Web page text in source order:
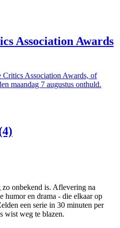
Association Awards
Critics Association Awards, of
maandag 7 augustus onthuld.
onbekend is. Aflevering na
humor en drama - die elkaar op
een serie in 30 minuten per
wist weg te blazen.